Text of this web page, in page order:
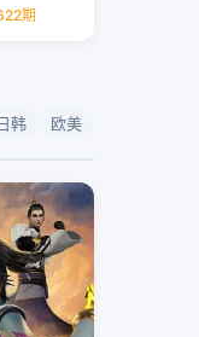
期
韩 欧美